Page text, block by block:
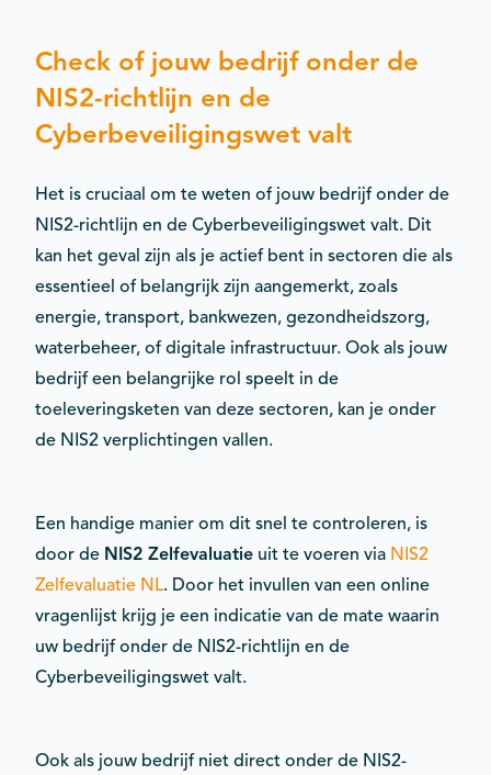
Check of jouw bedrijf onder de
NIS2-richtlijn en de
Cyberbeveiligingswet valt
Het is cruciaal om te weten of jouw bedrijf onder de
NIS2-richtlijn en de Cyberbeveiligingswet valt. Dit
kan het geval zijn als je actief bent in sectoren die als
essentieel of belangrijk zijn aangemerkt, zoals
energie, transport, bankwezen, gezondheidszorg,
waterbeheer, of digitale infrastructuur. Ook als jouw
bedrijf een belangrijke rol speelt in de
toeleveringsketen van deze sectoren, kan je onder
de NIS2 verplichtingen vallen.
Een handige manier om dit snel te controleren, is
door de NIS2 Zelfevaluatie uit te voeren via NIS2
Zelfevaluatie NL. Door het invullen van een online
vragenlijst krijg je een indicatie van de mate waarin
uw bedrijf onder de NIS2-richtlijn en de
Cyberbeveiligingswet valt.
Ook als jouw bedrijf niet direct onder de NIS2-